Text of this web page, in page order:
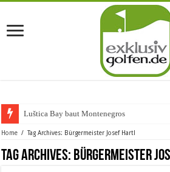
Luštica Bay baut Montenegros er
Home / Tag Archives: Bürgermeister Josef Hartl
Tag Archives: Bürgermeister